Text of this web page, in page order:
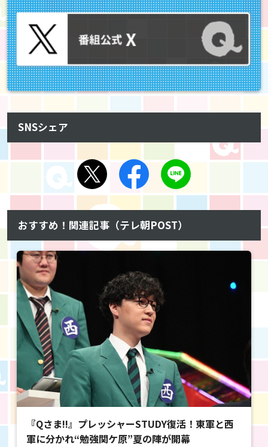
SNSシェア
おすすめ！関連記事（テレ朝POST）
『Qさま!!』プレッシャーSTUDY復活！東軍と西
軍に分かれ“勉強関ケ原”夏の陣が開幕